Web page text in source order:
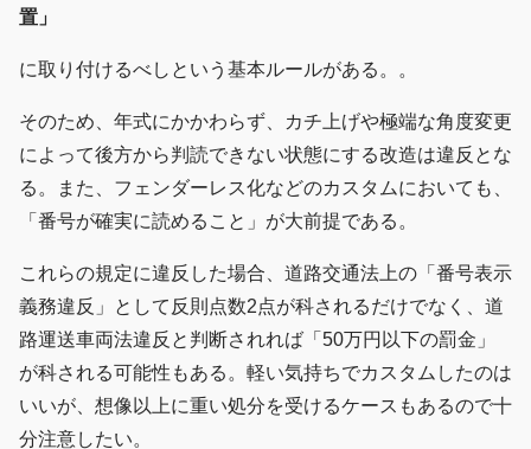
置」
に取り付けるべしという基本ルールがある。。
そのため、年式にかかわらず、カチ上げや極端な角度変更
によって後方から判読できない状態にする改造は違反とな
る。また、フェンダーレス化などのカスタムにおいても、
「番号が確実に読めること」が大前提である。
これらの規定に違反した場合、道路交通法上の「番号表示
義務違反」として反則点数2点が科されるだけでなく、道
路運送車両法違反と判断されれば「50万円以下の罰金」
が科される可能性もある。軽い気持ちでカスタムしたのは
いいが、想像以上に重い処分を受けるケースもあるので十
分注意したい。